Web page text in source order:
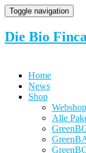
Toggle navigation
Die Bio
Home
News
Shop
Webshop
Alle